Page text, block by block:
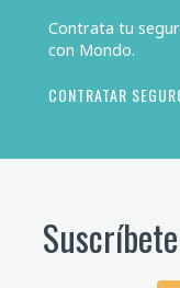
Contrata tu
con Mondo.
CONTRATAR